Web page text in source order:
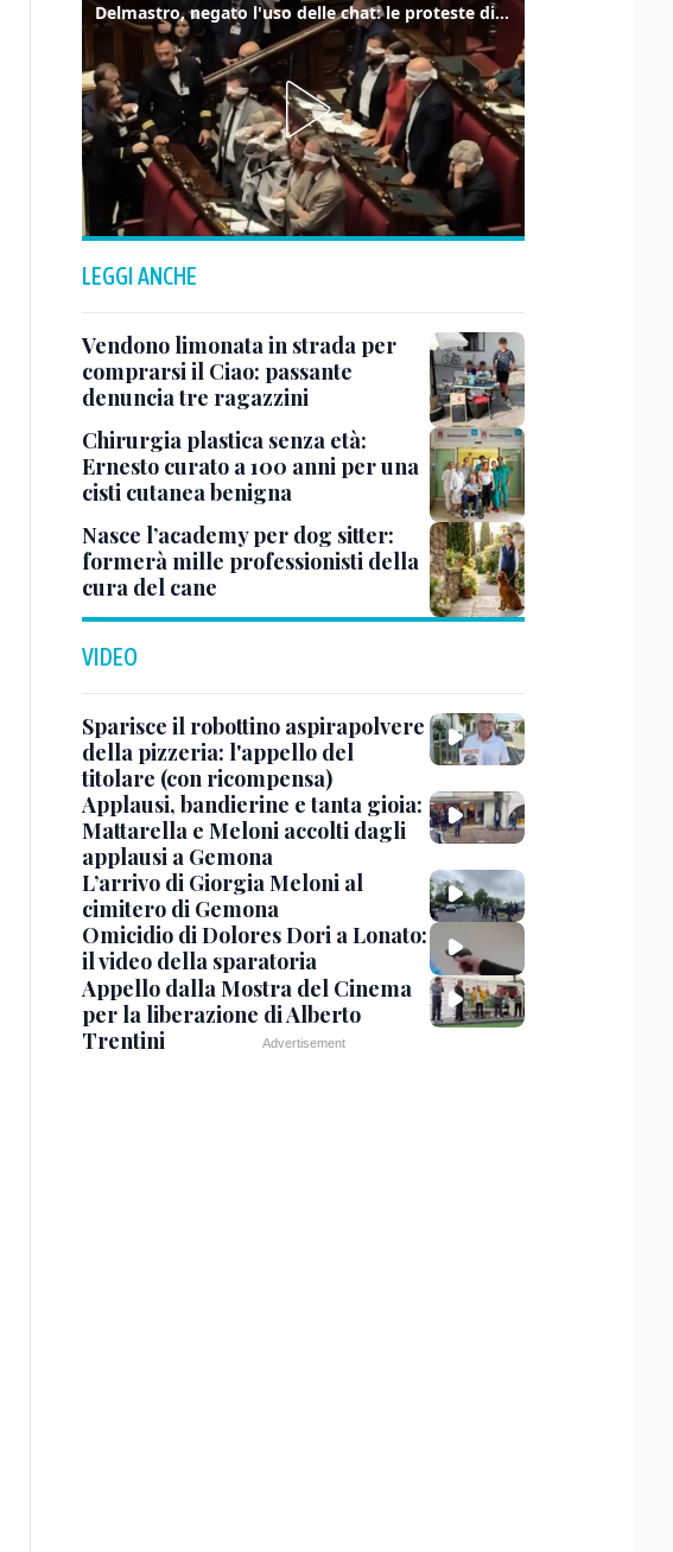
Delmastro, negato l'uso delle chat: le proteste di Avs e M5s
LEGGI ANCHE
Vendono limonata in strada per
comprarsi il Ciao: passante
denuncia tre ragazzini
Chirurgia plastica senza età:
Ernesto curato a 100 anni per una
cisti cutanea benigna
Nasce l’academy per dog sitter:
formerà mille professionisti della
cura del cane
VIDEO
Sparisce il robottino aspirapolvere
della pizzeria: l'appello del
titolare (con ricompensa)
Applausi, bandierine e tanta gioia:
Mattarella e Meloni accolti dagli
applausi a Gemona
L’arrivo di Giorgia Meloni al
cimitero di Gemona
Omicidio di Dolores Dori a Lonato:
il video della sparatoria
Appello dalla Mostra del Cinema
per la liberazione di Alberto
Trentini